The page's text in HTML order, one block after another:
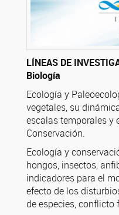
LÍNEAS DE
Biología
Ecología y
vegetales, su
escalas temporales y
Conservación.
Ecología y
hongos, insectos,
indicadores para el
efecto de los
de especies, conflicto